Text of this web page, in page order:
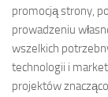
promocją strony,
prowadzeniu
wszelkich
technologii i
projektów